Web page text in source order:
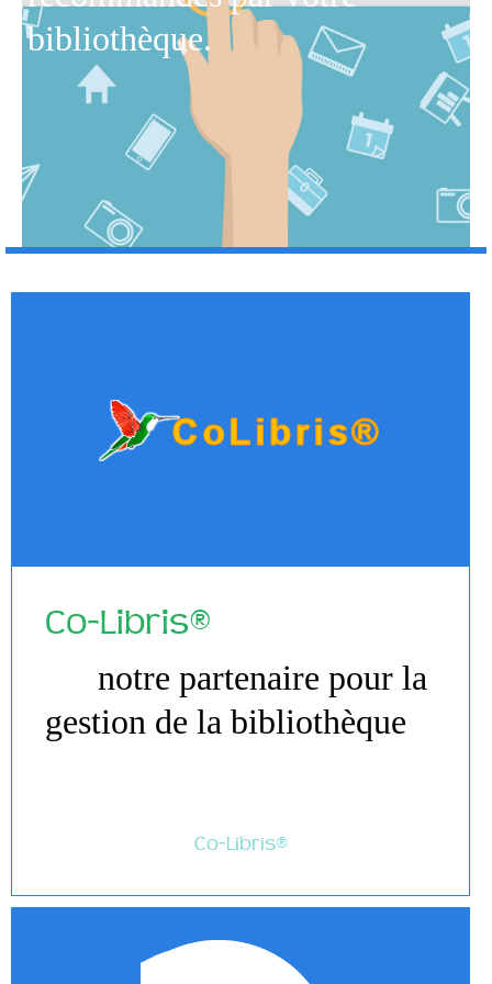
bibliothèque.
Co-Libris®
notre partenaire pour la
gestion de la bibliothèque
Co-Libris®